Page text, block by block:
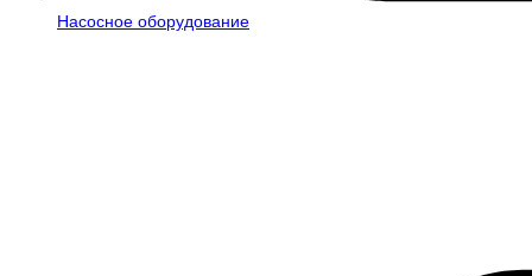
Насосное оборудование